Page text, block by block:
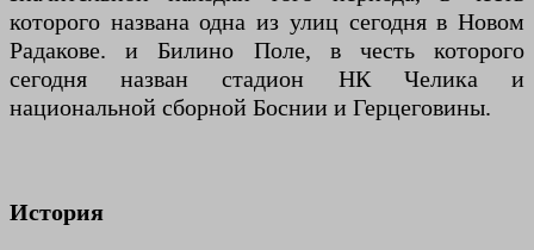
которого названа одна из улиц сегодня в Новом
Радакове. и Билино Поле, в честь которого
сегодня назван стадион НК Челика и
национальной сборной Боснии и Герцеговины.
История